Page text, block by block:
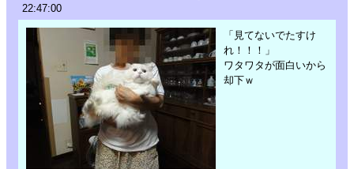
22:47:00
「見てないでたすけ
れ！！！」
ワタワタが面白いから
却下ｗ